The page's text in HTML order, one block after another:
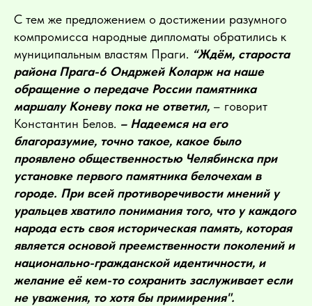
С тем же предложением о достижении разумного
компромисса народные дипломаты обратились к
муниципальным властям Праги. “Ждём, староста
района Прага-6 Ондржей Коларж на наше
обращение о передаче России памятника
маршалу Коневу пока не ответил, – говорит
Константин Белов. – Надеемся на его
благоразумие, точно такое, какое было
проявлено общественностью Челябинска при
установке первого памятника белочехам в
городе. При всей противоречивости мнений у
уральцев хватило понимания того, что у каждого
народа есть своя историческая память, которая
является основой преемственности поколений и
национально-гражданской идентичности, и
желание её кем-то сохранить заслуживает если
не уважения, то хотя бы примирения".